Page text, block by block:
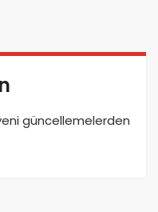
güncellemelerden